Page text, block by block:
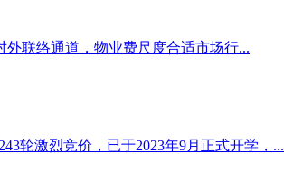
联络通道，物业费尺度合适市场行...
轮激烈竞价，已于2023年9月正式开学，...